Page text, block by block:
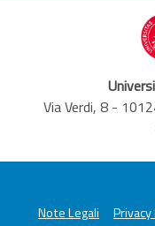
Via Verdi, 8 -
Note Legali